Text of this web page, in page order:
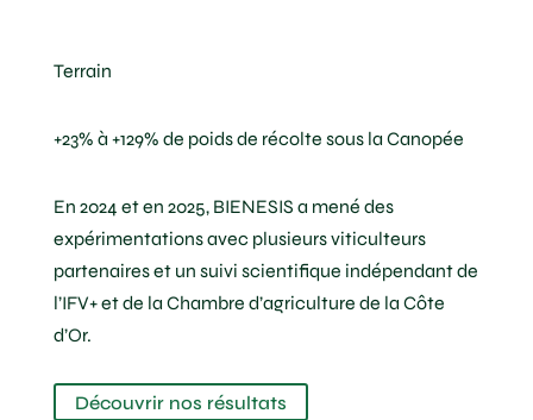
Terrain
+23% à +129% de poids de récolte sous la Canopée
En 2024 et en 2025, BIENESIS a mené des
expérimentations avec plusieurs viticulteurs
partenaires et un suivi scientifique indépendant de
l’IFV+ et de la Chambre d’agriculture de la Côte
d’Or.
Découvrir nos résultats